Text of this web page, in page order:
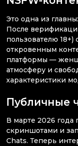
Это одна из
После
пользователю
откровенным
платформы —
атмосферу и
характеристики
Публичные
В марте 2026 года
скриншотами и
Chats. Теперь